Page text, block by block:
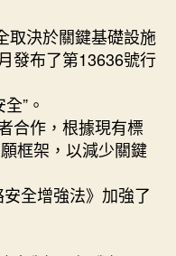
取決於關鍵基礎設施
發布了第13636號行
”。
合作，根據現有標
框架，以減少關鍵
全增強法》加強了